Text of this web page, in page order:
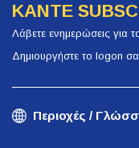
ΚΑΝΤΕ
Λάβετε ενημερώσεις για
Δημιουργήστε το logon
Περιοχές /